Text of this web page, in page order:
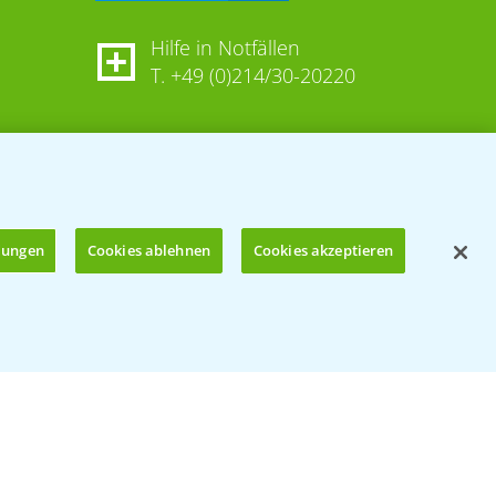
Hilfe in Notfällen
T. +49 (0)214/30-20220
Cookies ablehnen Cookies akzeptieren